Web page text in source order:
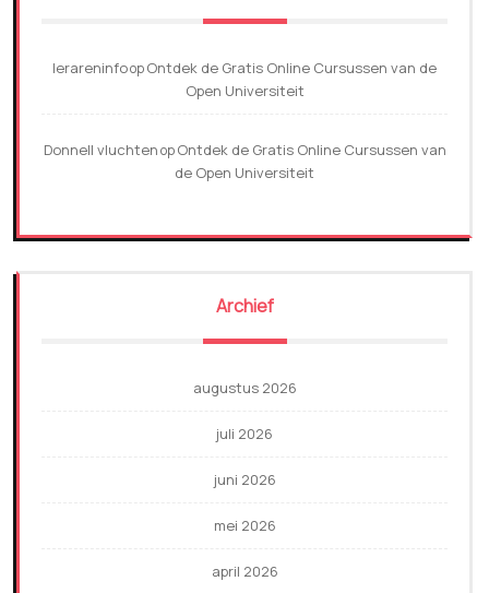
lerareninfoopOntdek de Gratis Online Cursussen van de
Open Universiteit
Donnell vluchtenopOntdek de Gratis Online Cursussen van
de Open Universiteit
Archief
augustus 2026
juli 2026
juni 2026
mei 2026
april 2026